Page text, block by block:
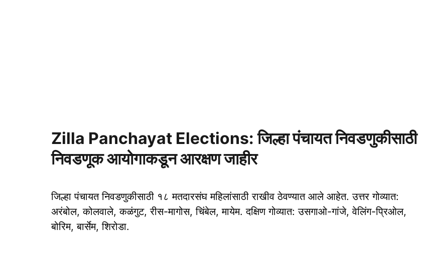
Zilla Panchayat Elections: जिल्हा पंचायत निवडणुकीसाठी
निवडणूक आयोगाकडून आरक्षण जाहीर
जिल्हा पंचायत निवडणुकीसाठी १८ मतदारसंघ महिलांसाठी राखीव ठेवण्यात आले आहेत. उत्तर गोव्यात:
अरंबोल, कोलवाले, कळंगुट, रीस-मागोस, चिंबेल, मायेम. दक्षिण गोव्यात: उसगाओ-गांजे, वेलिंग-प्रिओल,
बोरिम, बार्सेम, शिरोडा.